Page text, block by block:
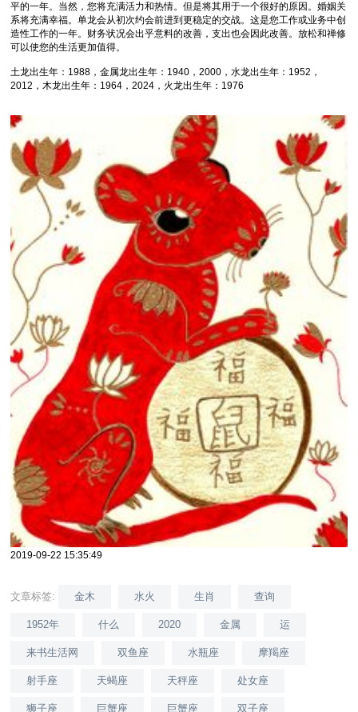
平的一年。当然，您将充满活力和热情。但是将其用于一个很好的原因。婚姻关
系将充满幸福。单龙会从初次约会前进到更稳定的交战。这是您工作或业务中创
造性工作的一年。财务状况会出乎意料的改善，支出也会因此改善。放松和禅修
可以使您的生活更加值得。
土龙出生年：1988，金属龙出生年：1940，2000，水龙出生年：1952，
2012，木龙出生年：1964，2024，火龙出生年：1976
2019-09-22 15:35:49
文章标签: 金木 水火 生肖 查询
1952年 什么 2020 金属 运
来书生活网 双鱼座 水瓶座 摩羯座
射手座 天蝎座 天秤座 处女座
狮子座 巨蟹座 巨蟹座 双子座